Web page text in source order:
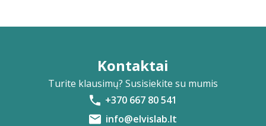
Kontaktai
Turite klausimų? Susisiekite su mumis
+370 667 80 541
info@elvislab.lt